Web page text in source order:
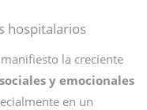
hospitalarios
la creciente
y emocionales
en un